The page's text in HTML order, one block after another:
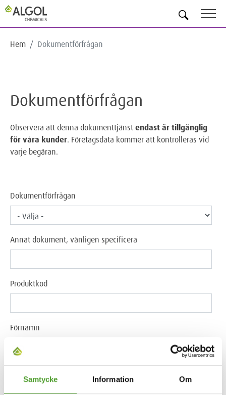
Samtycke Information Om
Hem Dokumentförfrågan
Dokumentförfrågan
Observera att denna dokumenttjänst endast är tillgänglig
för våra kunder. Företagsdata kommer att kontrolleras vid
varje begäran.
Dokumentförfrågan
Annat dokument, vänligen specificera
Produktkod
Förnamn